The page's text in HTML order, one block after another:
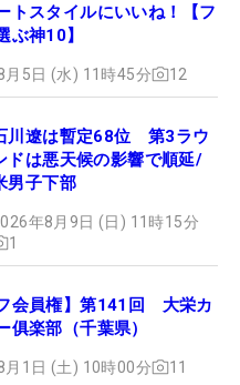
トスタイルにいいね！【フ
ぶ神10】
月5日 (水) 11時45分 12
川遼は暫定68位 第3ラウ
ドは悪天候の影響で順延/
男子下部
年8月9日 (日) 11時15分
1
フ会員権】第141回 大栄カ
俱楽部（千葉県）
月1日 (土) 10時00分 11